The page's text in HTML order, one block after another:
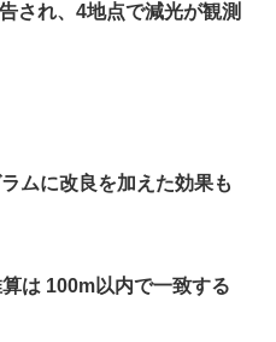
され、4地点で減光が観測
ムに改良を加えた効果も
は 100m以内で一致する